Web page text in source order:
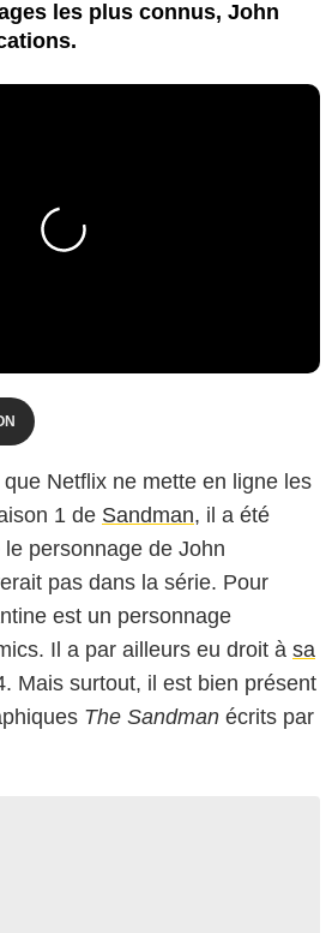
les plus connus, John
Netflix ne mette en ligne les
1 de Sandman, il a été
personnage de John
pas dans la série. Pour
est un personnage
Il a par ailleurs eu droit à sa
Mais surtout, il est bien présent
The Sandman écrits par